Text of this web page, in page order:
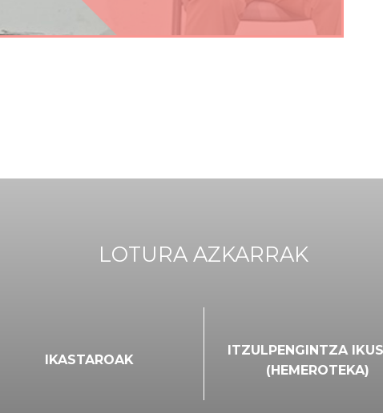
LOTURA AZKARRAK
IKASTAROAK
ITZULPENGINTZA
(HEMEROTEKA)